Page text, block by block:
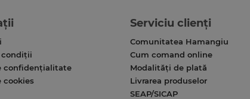
condiții
confidențialitate
cookies
Serviciu clienți
Comunitatea Hamangiu
Cum comand online
Modalități de plată
Livrarea produselor
SEAP/SICAP